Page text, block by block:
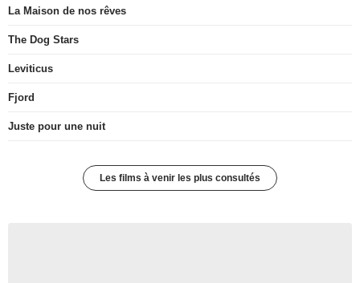
La Maison de nos rêves
The Dog Stars
Leviticus
Fjord
Juste pour une nuit
Les films à venir les plus consultés